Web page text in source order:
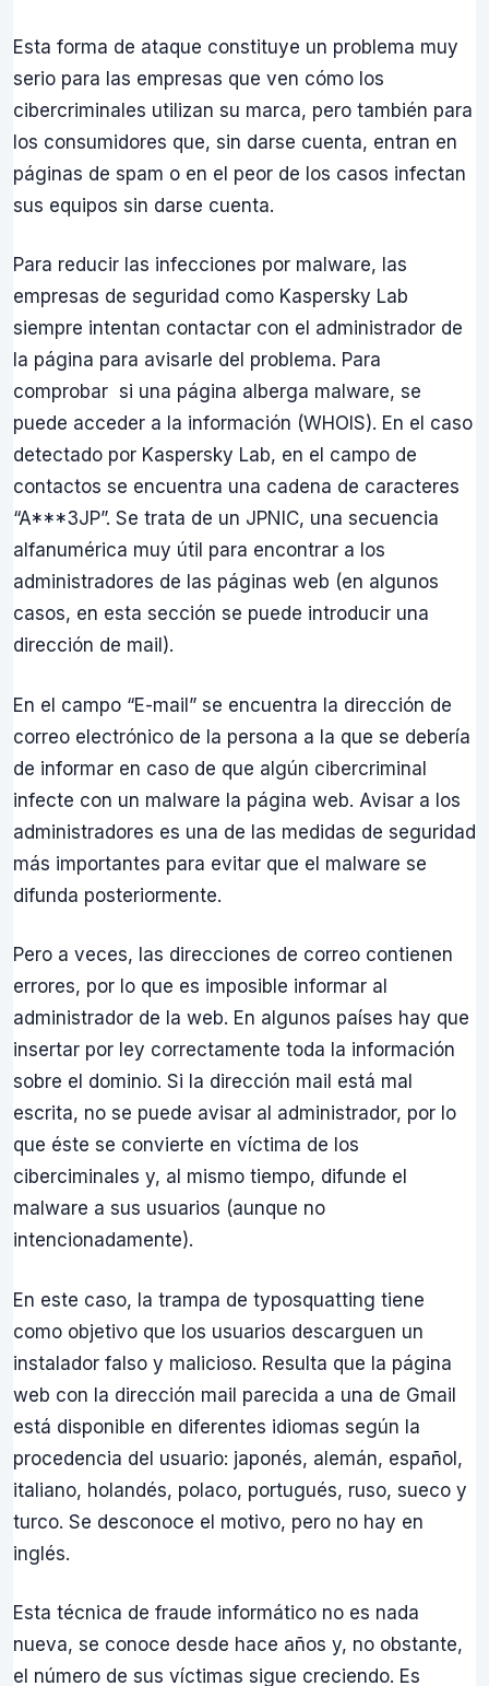
Esta forma de ataque constituye un problema muy
serio para las empresas que ven cómo los
cibercriminales utilizan su marca, pero también para
los consumidores que, sin darse cuenta, entran en
páginas de spam o en el peor de los casos infectan
sus equipos sin darse cuenta.
Para reducir las infecciones por malware, las
empresas de seguridad como Kaspersky Lab
siempre intentan contactar con el administrador de
la página para avisarle del problema. Para
comprobar si una página alberga malware, se
puede acceder a la información (WHOIS). En el caso
detectado por Kaspersky Lab, en el campo de
contactos se encuentra una cadena de caracteres
“A***3JP”. Se trata de un JPNIC, una secuencia
alfanumérica muy útil para encontrar a los
administradores de las páginas web (en algunos
casos, en esta sección se puede introducir una
dirección de mail).
En el campo “E-mail” se encuentra la dirección de
correo electrónico de la persona a la que se debería
de informar en caso de que algún cibercriminal
infecte con un malware la página web. Avisar a los
administradores es una de las medidas de seguridad
más importantes para evitar que el malware se
difunda posteriormente.
Pero a veces, las direcciones de correo contienen
errores, por lo que es imposible informar al
administrador de la web. En algunos países hay que
insertar por ley correctamente toda la información
sobre el dominio. Si la dirección mail está mal
escrita, no se puede avisar al administrador, por lo
que éste se convierte en víctima de los
ciberciminales y, al mismo tiempo, difunde el
malware a sus usuarios (aunque no
intencionadamente).
En este caso, la trampa de typosquatting tiene
como objetivo que los usuarios descarguen un
instalador falso y malicioso. Resulta que la página
web con la dirección mail parecida a una de Gmail
está disponible en diferentes idiomas según la
procedencia del usuario: japonés, alemán, español,
italiano, holandés, polaco, portugués, ruso, sueco y
turco. Se desconoce el motivo, pero no hay en
inglés.
Esta técnica de fraude informático no es nada
nueva, se conoce desde hace años y, no obstante,
el número de sus víctimas sigue creciendo. Es